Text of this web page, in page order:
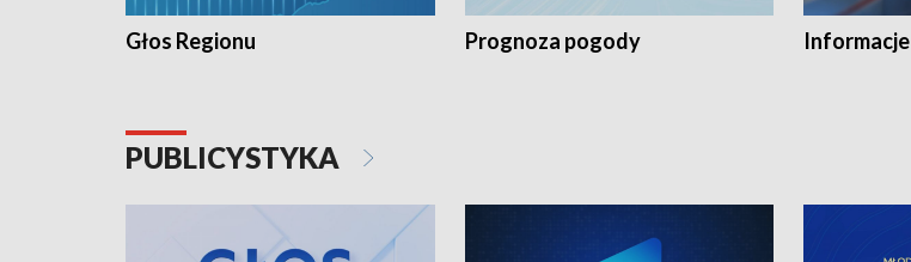
Głos Regionu Prognoza pogody Informacje
PUBLICYSTYKA